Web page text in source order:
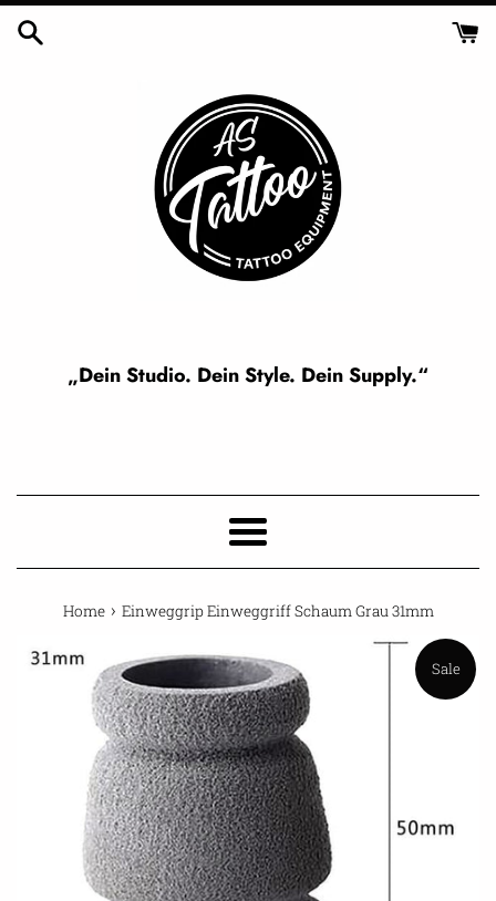
Skip
„Dein Studio. Dein Style. Dein Supply.“
Menu
Home › Einweggrip Einweggriff Schaum Grau 31mm
Sale